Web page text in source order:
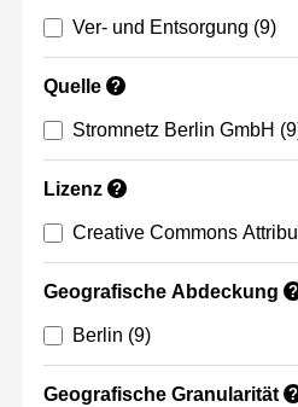
Ver- und Entsorgung (9)
Quelle ?
Stromnetz Berlin GmbH
Lizenz ?
Creative Commons
Geografische Abdeckung ?
Berlin (9)
Geografische Granularität ?